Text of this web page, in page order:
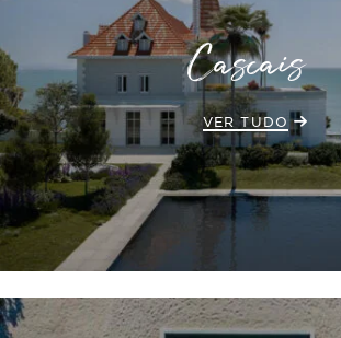
Cascais
VER TUDO